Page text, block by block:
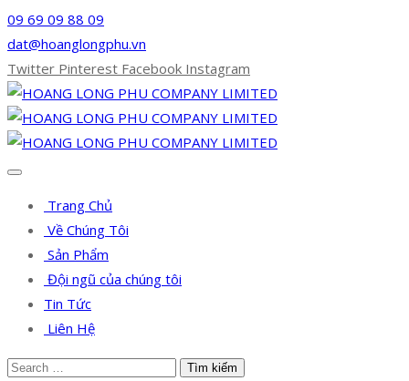
09 69 09 88 09
dat@hoanglongphu.vn
Twitter Pinterest Facebook Instagram
Trang Chủ
Về Chúng Tôi
Sản Phẩm
Đội ngũ của chúng tôi
Tin Tức
Liên Hệ